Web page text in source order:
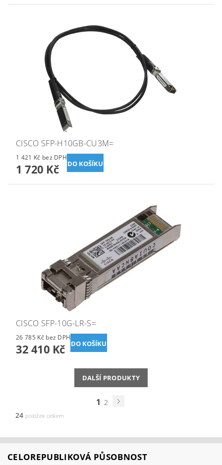
CISCO SFP-H10GB-CU3M=
1 421 Kč bez DPH
1 720 Kč
CISCO SFP-10G-LR-S=
26 785 Kč bez DPH
32 410 Kč
DALŠÍ PRODUKTY
1 2
24 položek celkem
CELOREPUBLIKOVÁ PŮSOBNOST